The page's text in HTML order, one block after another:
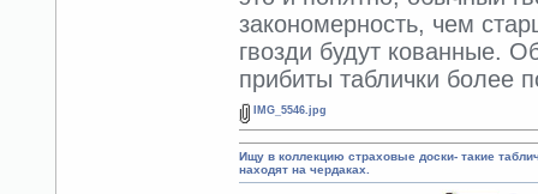
закономерность, чем
гвозди будут кованные.
прибиты таблички более
IMG_5546.jpg
Ищу в коллекцию страховые доски- такие
находят на чердаках.